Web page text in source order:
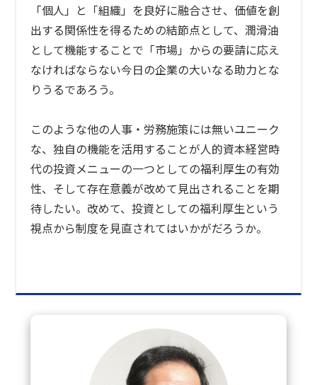
「個人」と「組織」を良好に融合させ、価値を創
出する関係性を得るための結節点として、潤滑油
として機能することで「市場」からの要請に応え
なければならない今日の企業の大いなる助力とな
りうるであろう。
このような他の人事・労務施策には無いユニーク
な、独自の機能を活用することが人的資本経営時
代の投資メニューの一つとしての福利厚生の有効
性、そして存在意義が改めて見出されることを期
待したい。改めて、投資としての福利厚生という
視点から制度を見直されてはいかがだろうか。